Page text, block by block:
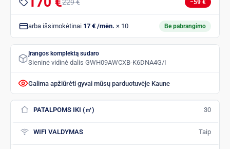
229 € −59 €
arba išsimokėtinai 17 € /mėn. × 10 Be pabrangimo
Įrangos komplektą sudaro
Sieninė vidinė dalis GWH09AWCXB-K6DNA4G/I
Galima apžiūrėti gyvai mūsų parduotuvėje Kaune
PATALPOMS IKI (㎡) 30
WIFI VALDYMAS Taip